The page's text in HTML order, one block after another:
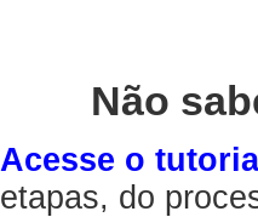
Não
Acesse o
etapas, do